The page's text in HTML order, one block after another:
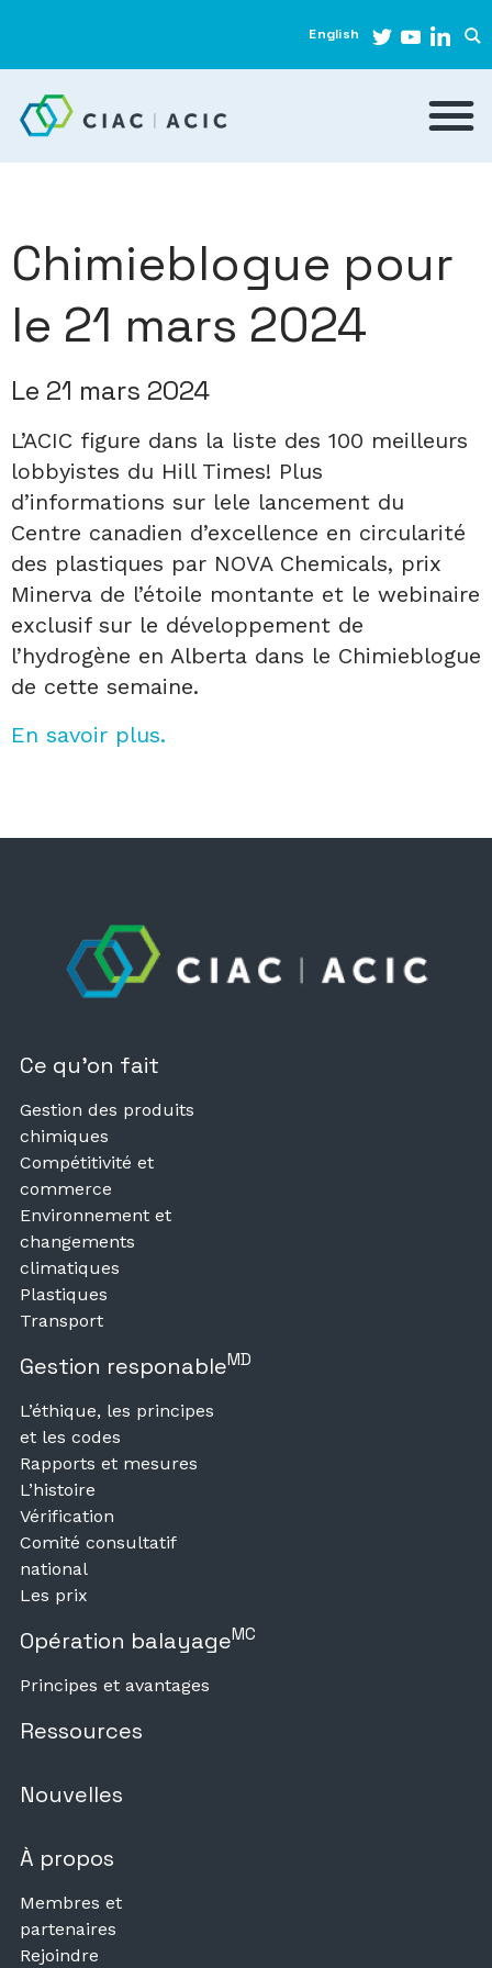
English
Chimieblogue pour
le 21 mars 2024
Le 21 mars 2024
L’ACIC figure dans la liste des 100 meilleurs
lobbyistes du Hill Times! Plus
d’informations sur lele lancement du
Centre canadien d’excellence en circularité
des plastiques par NOVA Chemicals, prix
Minerva de l’étoile montante et le webinaire
exclusif sur le développement de
l’hydrogène en Alberta dans le Chimieblogue
de cette semaine.
En savoir plus.
Ce qu’on fait
Gestion des produits
chimiques
Compétitivité et
commerce
Environnement et
changements
climatiques
Plastiques
Transport
Gestion responableMD
L’éthique, les principes
et les codes
Rapports et mesures
L’histoire
Vérification
Comité consultatif
national
Les prix
Opération balayageMC
Principes et avantages
Ressources
Nouvelles
À propos
Membres et
partenaires
Rejoindre